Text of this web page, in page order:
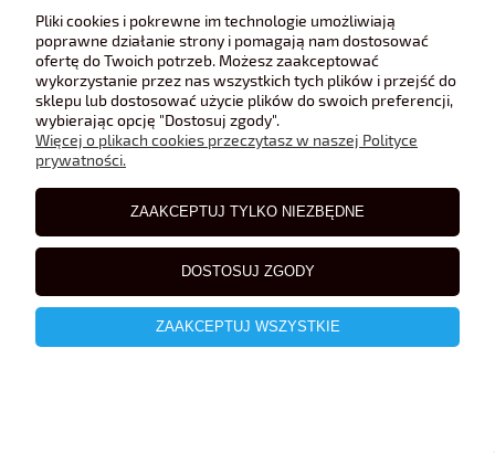
Pliki cookies i pokrewne im technologie umożliwiają
poprawne działanie strony i pomagają nam dostosować
ofertę do Twoich potrzeb. Możesz zaakceptować
wykorzystanie przez nas wszystkich tych plików i przejść do
sklepu lub dostosować użycie plików do swoich preferencji,
wybierając opcję "Dostosuj zgody".
Więcej o plikach cookies przeczytasz w naszej Polityce
prywatności.
ZAAKCEPTUJ TYLKO NIEZBĘDNE
DOSTOSUJ ZGODY
ZAAKCEPTUJ WSZYSTKIE